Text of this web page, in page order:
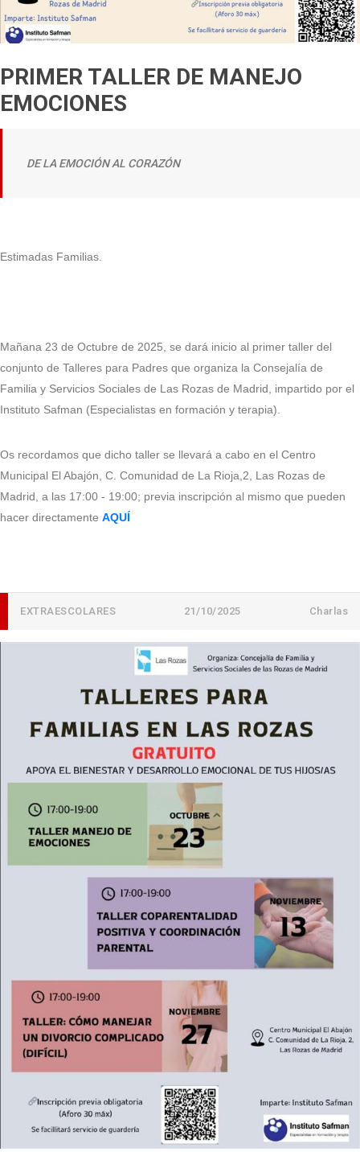
PRIMER TALLER DE MANEJO
EMOCIONES
DE LA EMOCIÓN AL CORAZÓN
Estimadas Familias.
Mañana 23 de Octubre de 2025, se dará inicio al primer taller del
conjunto de Talleres para Padres que organiza la Consejalía de
Familia y Servicios Sociales de Las Rozas de Madrid, impartido por el
Instituto Safman (Especialistas en formación y terapia).
Os recordamos que dicho taller se llevará a cabo en el Centro
Municipal El Abajón, C. Comunidad de La Rioja,2, Las Rozas de
Madrid, a las 17:00 - 19:00; previa inscripción al mismo que pueden
hacer directamente AQUÍ
EXTRAESCOLARES 21/10/2025 Charlas